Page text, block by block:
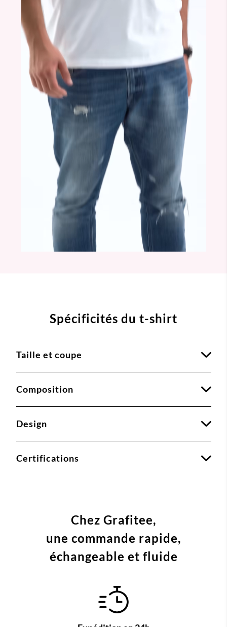
Spécificités du t-shirt
Taille et coupe
Composition
Design
Certifications
Chez Grafitee,
une commande rapide,
échangeable et fluide